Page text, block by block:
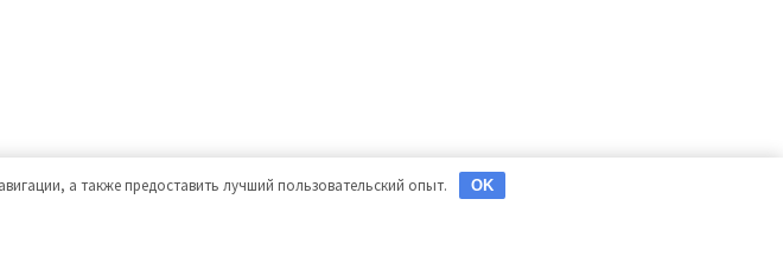
а также предоставить лучший пользовательский опыт. OK